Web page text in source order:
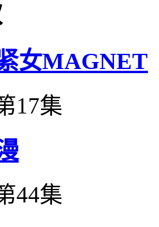
女MAGNET
17集
44集